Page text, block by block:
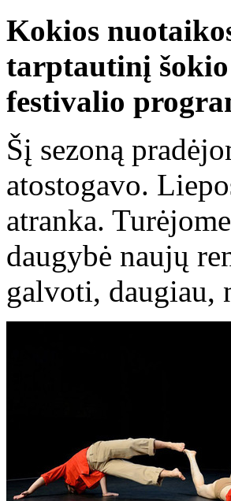
Kokios
tarptautinį
festivalio
Šį sezoną
atostogavo.
atranka.
daugybė naujų
galvoti, daugiau,